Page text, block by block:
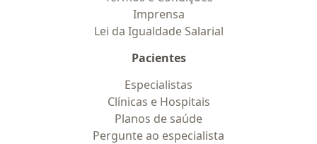
Imprensa
Lei da Igualdade Salarial
Pacientes
Especialistas
Clínicas e Hospitais
Planos de saúde
Pergunte ao especialista